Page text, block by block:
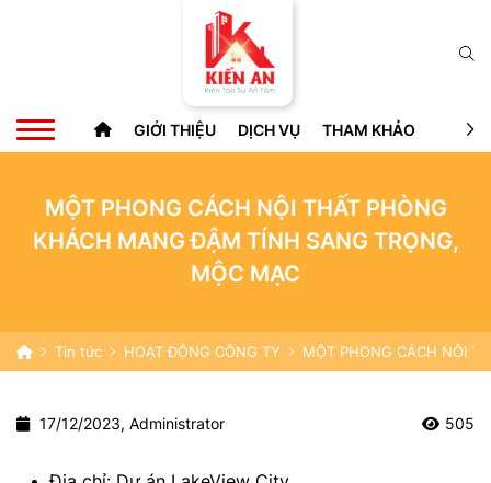
GIỚI THIỆU DỊCH VỤ THAM KHẢO TIN
MỘT PHONG CÁCH NỘI THẤT PHÒNG
KHÁCH MANG ĐẬM TÍNH SANG TRỌNG,
MỘC MẠC
Tin tức HOẠT ĐỘNG CÔNG TY MỘT PHONG CÁCH NỘI
17/12/2023, Administrator 505